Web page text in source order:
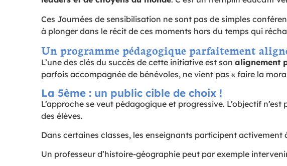
Ces Journées de sensibilisation ne sont pas de simples
à plonger dans le récit de ces moments hors du temps qui
Un programme pédagogique parfaitement
L’une des clés du succès de cette initiative est son alignement
parfois accompagnée de bénévoles, ne vient pas « faire la
La 5ème : un public cible de choix !
L’approche se veut pédagogique et progressive. L’objectif
des élèves.
Dans certaines classes, les enseignants participent activement
Un professeur d’histoire-géographie peut par exemple